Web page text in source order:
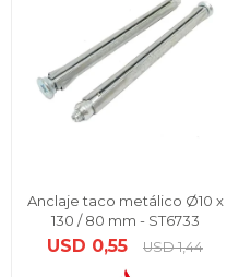
Anclaje taco metálico Ø10 x
130 / 80 mm - ST6733
USD 0,55 USD 1,44